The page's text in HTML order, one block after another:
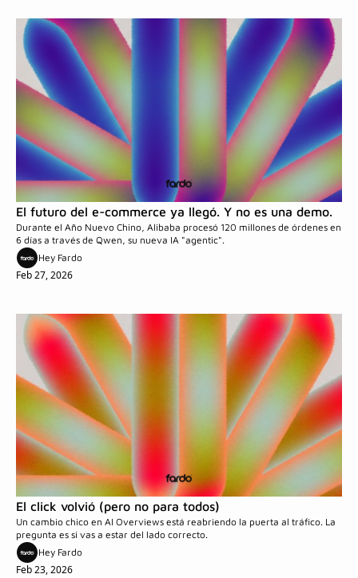
El futuro del e-commerce ya llegó. Y no es una demo.
Durante el Año Nuevo Chino, Alibaba procesó 120 millones de órdenes en
6 días a través de Qwen, su nueva IA "agentic".
Hey Fardo
Feb 27, 2026
El click volvió (pero no para todos)
Un cambio chico en AI Overviews está reabriendo la puerta al tráfico. La
pregunta es si vas a estar del lado correcto.
Hey Fardo
Feb 23, 2026